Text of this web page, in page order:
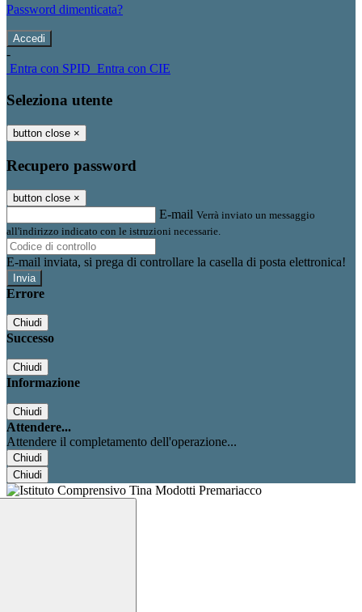
Password dimenticata?
-
Entra con SPID Entra con CIE
Seleziona utente
button close ×
Recupero password
button close ×
E-mail Verrà inviato un messaggio
all'indirizzo indicato con le istruzioni necessarie.
E-mail inviata, si prega di controllare la casella di posta elettronica!
Errore
Chiudi
Successo
Chiudi
Informazione
Chiudi
Attendere...
Attendere il completamento dell'operazione...
Chiudi
Chiudi